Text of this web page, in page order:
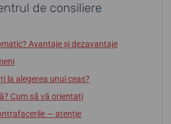
de consiliere
Avantaje și dezavantaje
la alegerea unui ceas?
Cum să vă orientați
— atenție